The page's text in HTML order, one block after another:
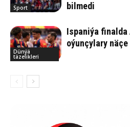
Sport
bilmedi
Dünýä
täzelikleri
Ispaniýa finalda
oýunçylary